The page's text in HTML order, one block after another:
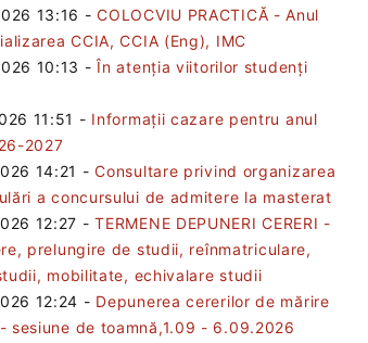
13:16 -COLOCVIU PRACTICĂ - Anul
CCIA, CCIA (Eng), IMC
10:13 -În atenția viitorilor studenți
11:51 - Informații cazare pentru anul
2027
14:21 -Consultare privind organizarea
a concursului de admitere la masterat
12:27 -TERMENE DEPUNERI CERERI -
prelungire de studii, reînmatriculare,
mobilitate, echivalare studii
12:24 - Depunerea cererilor de mărire
sesiune de toamnă,1.09 - 6.09.2026